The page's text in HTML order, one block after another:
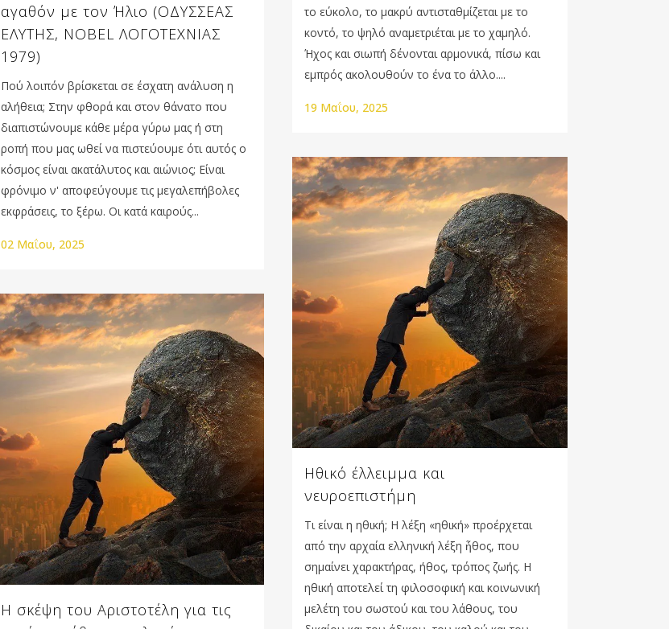
το εύκολο, το µακρύ αντισταθµίζεται µε το
κοντό, το ψηλό αναµετριέται µε το χαµηλό.
Ήχος και σιωπή δένονται αρµονικά, πίσω και
εµπρός ακολουθούν το ένα το άλλο....
19 Μαΐου, 2025
αγαθόν με τον Ήλιο (ΟΔΥΣΣΕΑΣ
ΕΛΥΤΗΣ, NOBEL ΛΟΓΟΤΕΧΝΙΑΣ
1979)
Πού λοιπόν βρίσκεται σε έσχατη ανάλυση η
αλήθεια; Στην φθορά και στον θάνατο που
διαπιστώνουμε κάθε μέρα γύρω μας ή στη
ροπή που μας ωθεί να πιστεύουμε ότι αυτός ο
κόσμος είναι ακατάλυτος και αιώνιος; Είναι
φρόνιμο ν' αποφεύγουμε τις μεγαλεπήβολες
εκφράσεις, το ξέρω. Οι κατά καιρούς...
02 Μαΐου, 2025
Ηθικό έλλειμμα και
νευροεπιστήμη
Τι είναι η ηθική; Η λέξη «ηθική» προέρχεται
από την αρχαία ελληνική λέξη ἦθος, που
σημαίνει χαρακτήρας, ήθος, τρόπος ζωής. Η
ηθική αποτελεί τη φιλοσοφική και κοινωνική
μελέτη του σωστού και του λάθους, του
Η σκέψη του Αριστοτέλη για τις